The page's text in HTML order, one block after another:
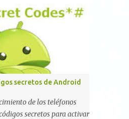
se detenga por completo al
mensaje de 2000
y tan sólo 2 KB de
ha sido probada
en la mayoría de
y de WhatsApp
y 2.11.432. Sin embargo
probado en iOS y Windows
Esto podría
como una pesada
secretos de Android
de los teléfonos
secretos para activar